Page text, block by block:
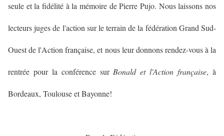
seule et la fidélité à la mémoire de Pierre Pujo. Nous laissons nos
lecteurs juges de l'action sur le terrain de la fédération Grand Sud-
Ouest de l'Action française, et nous leur donnons rendez-vous à la
rentrée pour la conférence sur Bonald et l'Action française, à
Bordeaux, Toulouse et Bayonne!